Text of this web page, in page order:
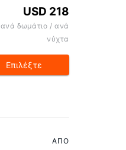
USD 218
ανά δωμάτιο / ανά
νύχτα
Επιλέξτε
ΑΠΌ